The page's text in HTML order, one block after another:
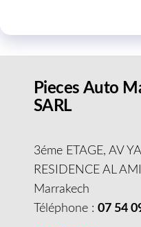
Pieces Auto
SARL
3éme ETAGE, AV
RESIDENCE AL
Marrakech
Téléphone : 07 54